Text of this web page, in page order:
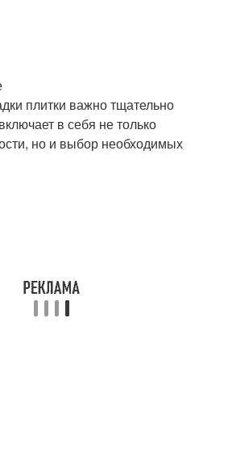
плитки важно тщательно
в себя не только
но и выбор необходимых